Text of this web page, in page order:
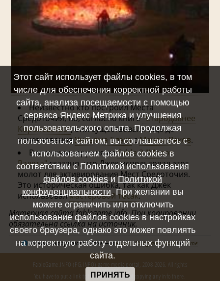
Неизвестно кто построил Места
Средоточия, но, согласно книге"Стародавнее
Королевство", они существовали еще до
исчезновенияУильяма БлэкасМечом Веков.
В описании оружия изFable 3"Молот
Валета"сказано, что Джек использовал этот
молот для активирования Мест Средоточия.
Это историческая ошибка, так как Джек
использовалмастеровой тесак.
Материал сайта fablegame.info. При копировании
обязательна ссылка на источник.
Больше интересного о Fable — внашем Telegram-каналеичате
FableGame.INFO (FG.INFO) game media portal, 2008-2026. All rights
reserved.
You have to put a link to the source in case of copying any info there.
Этот сайт использует файлы cookies, в том
числе для обеспечения корректной работы
сайта, анализа посещаемости с помощью
сервиса Яндекс Метрика и улучшения
пользовательского опыта. Продолжая
пользоваться сайтом, вы соглашаетесь с
использованием файлов cookies в
соответствии сПолитикой использования
файлов cookiesиПолитикой
конфиденциальности. При желании вы
можете ограничить или отключить
использование файлов cookies в настройках
своего браузера, однако это может повлиять
на корректную работу отдельных функций
сайта.
ПРИНЯТЬ